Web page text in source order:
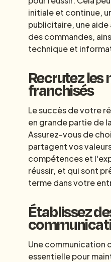
initiale et continue,
publicitaire, une
des commandes,
technique et
Recrutez les
franchisés
Le succès de votre
en grande partie de
Assurez-vous de
partagent vos
compétences et
réussir, et qui sont
terme dans votre
Établissez
Une communication
essentielle pour